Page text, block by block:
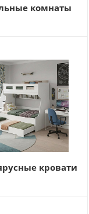
комнаты
кровати